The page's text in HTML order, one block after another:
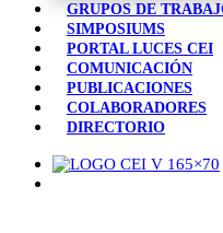
GRUPOS DE
SIMPOSIUMS
PORTAL LUCES CEI
COMUNICACIÓN
PUBLICACIONES
COLABORADORES
DIRECTORIO